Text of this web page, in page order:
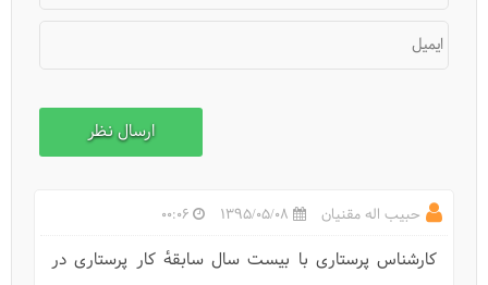
ایمیل
حبیب اله مقنیان 1395/05/08
00:06
کارشناس پرستاری با بیست سال سابقهٔ کار پرستاری در